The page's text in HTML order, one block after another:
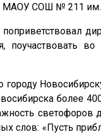
МАОУ СОШ № 211
поприветствовал
поучаствовать
более
светофоров
слов: «Пусть